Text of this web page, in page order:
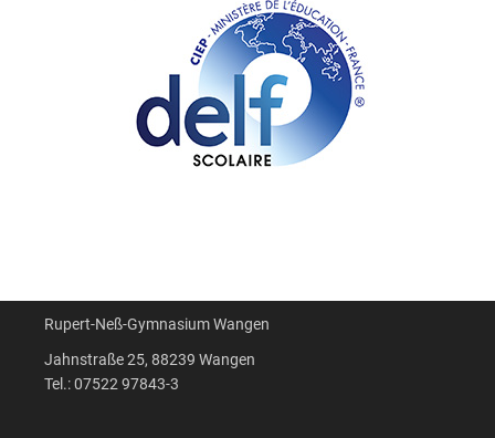
Rupert-Neß-Gymnasium Wangen
Jahnstraße 25, 88239 Wangen
Tel.: 07522 97843-3